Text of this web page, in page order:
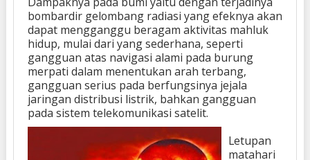
bombardir gelombang radiasi yang efeknya akan
dapat mengganggu beragam aktivitas mahluk
hidup, mulai dari yang sederhana, seperti
gangguan atas navigasi alami pada burung
merpati dalam menentukan arah terbang,
gangguan serius pada berfungsinya jejala
jaringan distribusi listrik, bahkan gangguan
pada sistem telekomunikasi satelit.
Letupan
matahari